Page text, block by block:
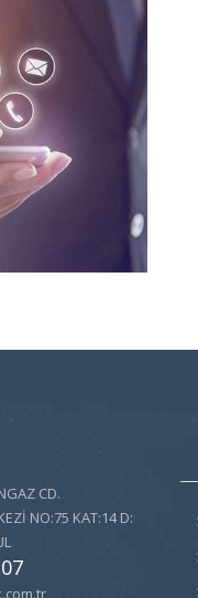
CD.
NO:75 KAT:14 D: